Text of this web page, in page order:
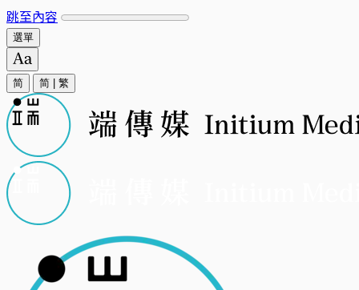
跳至內容
選單
简 简 繁